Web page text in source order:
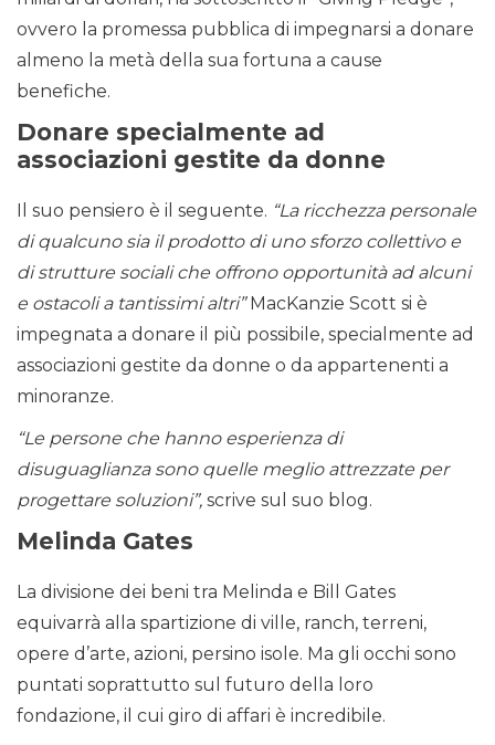
ovvero la promessa pubblica di impegnarsi a donare
almeno la metà della sua fortuna a cause
benefiche.
Donare specialmente ad
associazioni gestite da donne
Il suo pensiero è il seguente. “La ricchezza personale
di qualcuno sia il prodotto di uno sforzo collettivo e
di strutture sociali che offrono opportunità ad alcuni
e ostacoli a tantissimi altri”MacKanzie Scott si è
impegnata a donare il più possibile, specialmente ad
associazioni gestite da donne o da appartenenti a
minoranze.
“Le persone che hanno esperienza di
disuguaglianza sono quelle meglio attrezzate per
progettare soluzioni”, scrive sul suo blog.
Melinda Gates
La divisione dei beni tra Melinda e Bill Gates
equivarrà alla spartizione di ville, ranch, terreni,
opere d’arte, azioni, persino isole. Ma gli occhi sono
puntati soprattutto sul futuro della loro
fondazione, il cui giro di affari è incredibile.